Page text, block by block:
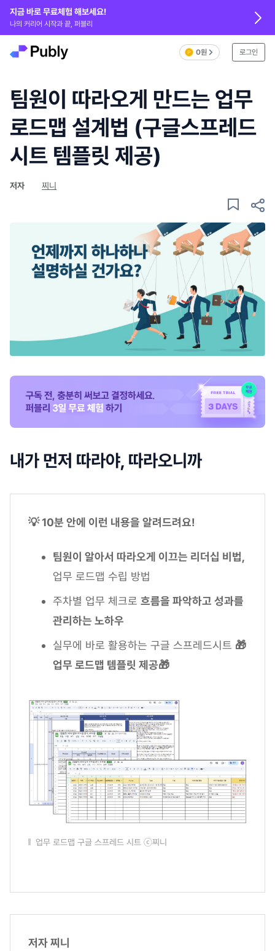
지금 바로 무료체험 해보세요!
나의 커리어 시작과 끝, 퍼블리
0원 로그인
팀원이 따라오게 만드는 업무
로드맵 설계법 (구글스프레드
시트 템플릿 제공)
저자 찌니
내가 먼저 따라야, 따라오니까
💡 10분 안에 이런 내용을 알려드려요!
팀원이 알아서 따라오게 이끄는 리더십 비법,
업무 로드맵 수립 방법
주차별 업무 체크로 흐름을 파악하고 성과를
관리하는 노하우
실무에 바로 활용하는 구글 스프레드시트 🎁
업무 로드맵 템플릿 제공🎁
업무 로드맵 구글 스프레드 시트 ⓒ찌니
저자 찌니